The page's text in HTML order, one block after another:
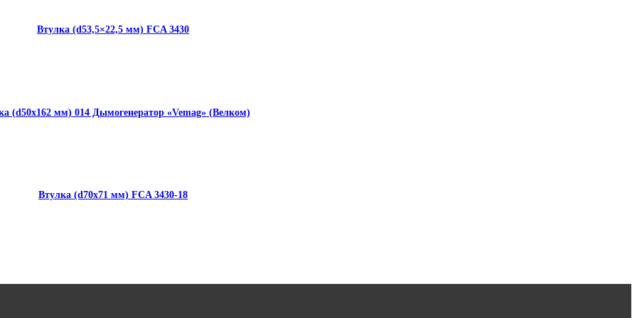
Втулка (d53,5×22,5 мм) FCA 3430
(d50x162 мм) 014 Дымогенератор «Vemag» (Велком)
Втулка (d70x71 мм) FCA 3430-18